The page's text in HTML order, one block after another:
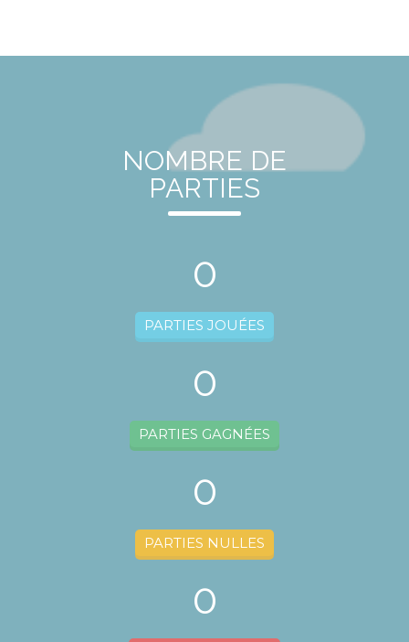
NOMBRE DE
PARTIES
0
PARTIES JOUÉES
0
PARTIES GAGNÉES
0
PARTIES NULLES
0